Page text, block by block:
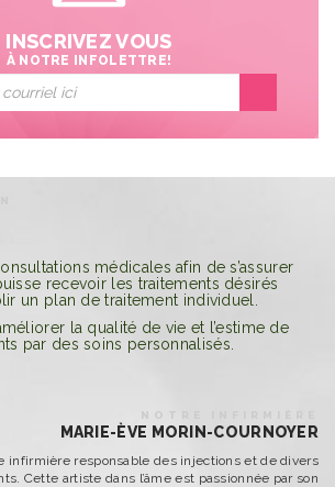
INSCRIVEZ VOUS
À NOTRE INFOLETTRE!
médicales afin de s’assurer
recevoir les traitements désirés
un plan de traitement individuel.
la qualité de vie et l’estime de
par des soins personnalisés.
MARIE-ÈVE MORIN-COURNOYER
infirmière responsable des injections et de divers
Cette artiste dans l’âme est passionnée par son